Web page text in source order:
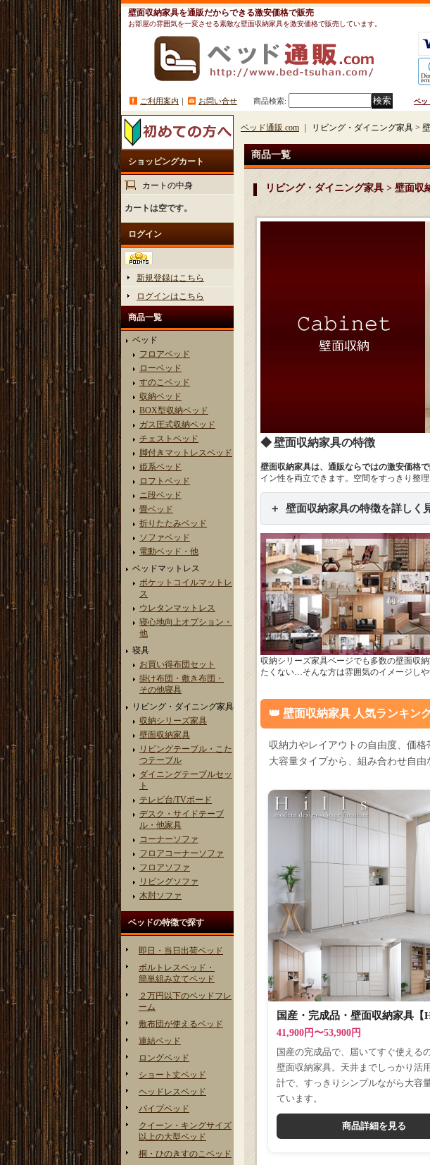
壁面収納家具を通販だからできる激安価格で販売
お部屋の雰囲気を一変させる素敵な壁面収納家具を激安価格で販売しています。
ベッ
ご利用案内 ｜ お問い合せ 商品検索:
ショッピングカート
カートの中身
カートは空です。
ログイン
新規登録はこちら
ログインはこちら
商品一覧
ベッド
フロアベッド
ローベッド
すのこベッド
収納ベッド
BOX型収納ベッド
ガス圧式収納ベッド
チェストベッド
脚付きマットレスベッド
姫系ベッド
ロフトベッド
ニ段ベッド
畳ベッド
折りたたみベッド
ソファベッド
電動ベッド・他
ベッドマットレス
ポケットコイルマットレ
ス
ウレタンマットレス
寝心地向上オプション・
他
寝具
お買い得布団セット
掛け布団・敷き布団・
その他寝具
リビング・ダイニング家具
収納シリーズ家具
壁面収納家具
リビングテーブル・こた
つテーブル
ダイニングテーブルセッ
ト
テレビ台/TVボード
デスク・サイドテーブ
ル・他家具
コーナーソファ
フロアコーナーソファ
フロアソファ
リビングソファ
木肘ソファ
ベッドの特徴で探す
即日・当日出荷ベッド
ボルトレスベッド・
簡単組み立てベッド
２万円以下のベッドフレ
ーム
敷布団が使えるベッド
連結ベッド
ロングベッド
ショート丈ベッド
ヘッドレスベッド
パイプベッド
クイーン・キングサイズ
以上の大型ベッド
桐・ひのきすのこベッド
ベッド通販.com リビング・ダイニング家具 >
商品一覧
リビング・ダイニング家具 > 壁面収
壁面収納家具の特徴
壁面収納家具は、通販ならではの激安価格
イン性を両立できます。空間をすっきり整
壁面収納家具の特徴を詳しく
収納シリーズ家具ページでも多数の壁面収
たくない…そんな方は雰囲気のイメージし
壁面収納家具 人気ランキン
収納力やレイアウトの自由度、価
大容量タイプから、組み合わせ自
国産・完成品・壁面収納家具【
41,900円〜53,900円
国産の完成品で、届いてすぐ使える
壁面収納家具。天井までしっかり活
計で、すっきりシンプルながら大容
ています。
商品詳細を見る